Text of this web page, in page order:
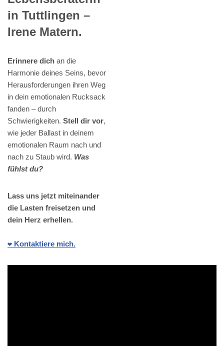
in Tuttlingen –
Irene Matern.
Erinnere dich an die
Harmonie deines Seins, bevor
Herausforderungen ihren Weg
in dein emotionalen Rucksack
fanden – durch
Schwierigkeiten. Stell dir vor,
wie jeder Ballast in deinem
emotionalen Raum nach und
nach zu Staub wird. Was
fühlst du?
Lass uns jetzt miteinander
die Lasten freisetzen und
dein Herz erhellen.
❤️ Kontaktiere mich.